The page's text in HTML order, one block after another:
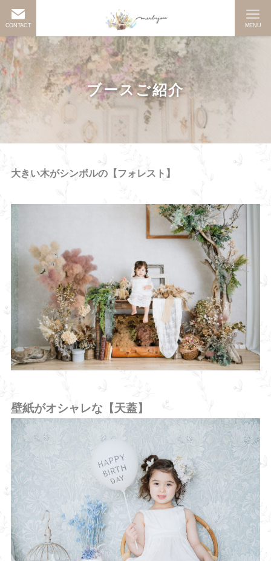
CONTACT MENU
ブースご紹介
大きい木がシンボルの【フォレスト】
壁紙がオシャレな【天蓋】